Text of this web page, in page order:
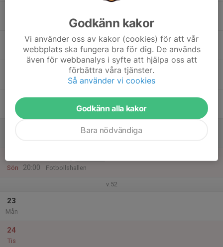
Samling parkering Gnistan
Träning FB - Dam
Fre
Sön
20:00
Fotbollshallen
v.52
23
Mån
24
Tis
Godkänn kakor
Vi använder oss av kakor (cookies) för att vår
webbplats ska fungera bra för dig. De används
även för webbanalys i syfte att hjälpa oss att
förbättra våra tjänster.
Så använder vi cookies
Godkänn alla kakor
Bara nödvändiga